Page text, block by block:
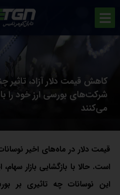
کاهش قیمت دلار آزاد، تاثیر
شرکت‌های بورسی ارز خود را با
می‌کنند
قیمت دلار در ماه‌های اخیر
است. حالا با بازگشایی بازار
این نوسانات چه تاثیری بر